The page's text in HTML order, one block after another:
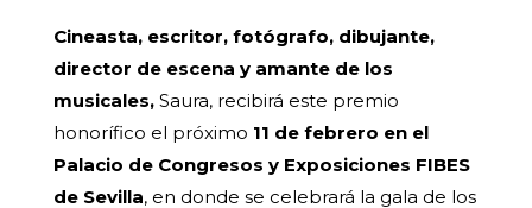
Cineasta, escritor, fotógrafo, dibujante,
director de escena y amante de los
musicales,Saura, recibirá este premio
honorífico el próximo 11 de febrero en el
Palacio de Congresos y Exposiciones FIBES
de Sevilla, en donde se celebrará la gala de los